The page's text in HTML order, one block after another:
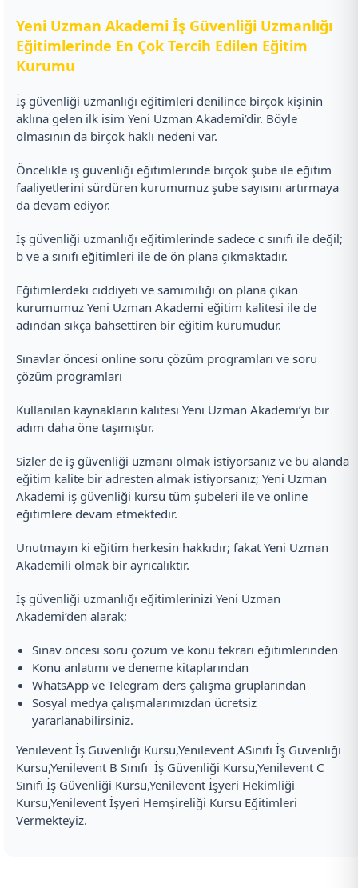
Yeni Uzman Akademi İş Güvenliği Uzmanlığı
Eğitimlerinde En Çok Tercih Edilen Eğitim
Kurumu
İş güvenliği uzmanlığı eğitimleri denilince birçok kişinin
aklına gelen ilk isim Yeni Uzman Akademi’dir. Böyle
olmasının da birçok haklı nedeni var.
Öncelikle iş güvenliği eğitimlerinde birçok şube ile eğitim
faaliyetlerini sürdüren kurumumuz şube sayısını artırmaya
da devam ediyor.
İş güvenliği uzmanlığı eğitimlerinde sadece c sınıfı ile değil;
b ve a sınıfı eğitimleri ile de ön plana çıkmaktadır.
Eğitimlerdeki ciddiyeti ve samimiliği ön plana çıkan
kurumumuz Yeni Uzman Akademi eğitim kalitesi ile de
adından sıkça bahsettiren bir eğitim kurumudur.
Sınavlar öncesi online soru çözüm programları ve soru
çözüm programları
Kullanılan kaynakların kalitesi Yeni Uzman Akademi’yi bir
adım daha öne taşımıştır.
Sizler de iş güvenliği uzmanı olmak istiyorsanız ve bu alanda
eğitim kalite bir adresten almak istiyorsanız; Yeni Uzman
Akademi iş güvenliği kursu tüm şubeleri ile ve online
eğitimlere devam etmektedir.
Unutmayın ki eğitim herkesin hakkıdır; fakat Yeni Uzman
Akademili olmak bir ayrıcalıktır.
İş güvenliği uzmanlığı eğitimlerinizi Yeni Uzman
Akademi’den alarak;
Sınav öncesi soru çözüm ve konu tekrarı eğitimlerinden
Konu anlatımı ve deneme kitaplarından
WhatsApp ve Telegram ders çalışma gruplarından
Sosyal medya çalışmalarımızdan ücretsiz
yararlanabilirsiniz.
Yenilevent İş Güvenliği Kursu,Yenilevent ASınıfı İş Güvenliği
Kursu,Yenilevent B Sınıfı İş Güvenliği Kursu,Yenilevent C
Sınıfı İş Güvenliği Kursu,Yenilevent İşyeri Hekimliği
Kursu,Yenilevent İşyeri Hemşireliği Kursu Eğitimleri
Vermekteyiz.